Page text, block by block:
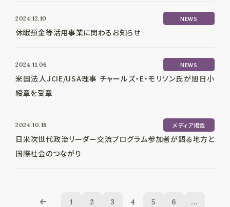
2024.12.10 NEWS
休眠預金等活用事業に関わるお知らせ
2024.11.06 NEWS
米国法人JCIE/USA理事 チャールズ・E・モリソン氏が旭日小
綬章を受章
2024.10.18 メディア掲載
日米次世代政治リーダー交流プログラム参加者が語る地方と
国際社会のつながり
1 2 3 4 5 6 ...